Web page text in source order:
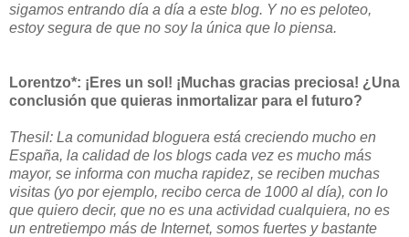
sigamos entrando día a día a este blog. Y no es peloteo,
estoy segura de que no soy la única que lo piensa.
Lorentzo*: ¡Eres un sol! ¡Muchas gracias preciosa! ¿Una
conclusión que quieras inmortalizar para el futuro?
Thesil: La comunidad bloguera está creciendo mucho en
España, la calidad de los blogs cada vez es mucho más
mayor, se informa con mucha rapidez, se reciben muchas
visitas (yo por ejemplo, recibo cerca de 1000 al día), con lo
que quiero decir, que no es una actividad cualquiera, no es
un entretiempo más de Internet, somos fuertes y bastante